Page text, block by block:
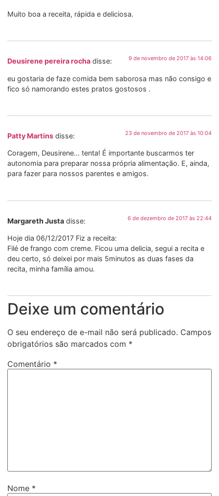
Muito boa a receita, rápida e deliciosa.
Deusirene pereira rocha disse: 9 de novembro de 2017 às 14:06
eu gostaria de faze comida bem saborosa mas não consigo e
fico só namorando estes pratos gostosos .
Patty Martins disse: 23 de novembro de 2017 às 10:04
Coragem, Deusirene… tenta! É importante buscarmos ter
autonomia para preparar nossa própria alimentação. E, ainda,
para fazer para nossos parentes e amigos.
Margareth Justa disse: 6 de dezembro de 2017 às 22:44
Hoje dia 06/12/2017 Fiz a receita:
Filé de frango com creme. Ficou uma delicia, segui a recita e
deu certo, só deixei por mais 5minutos as duas fases da
recita, minha família amou.
Deixe um comentário
O seu endereço de e-mail não será publicado. Campos
obrigatórios são marcados com *
Comentário *
Nome *